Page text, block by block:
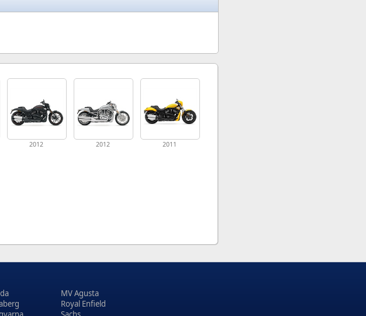
2012 2012 2011
MV Agusta
Royal Enfield